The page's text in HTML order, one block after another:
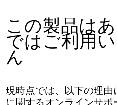
この製品は
ではご利用
ん
現時点では、以下の理
に関するオンラインサ